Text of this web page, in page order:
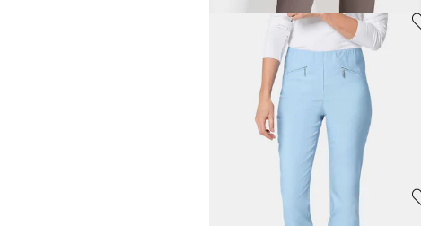
GOLDNER
7/8-Bengalinhose
LOUISA
+ 11